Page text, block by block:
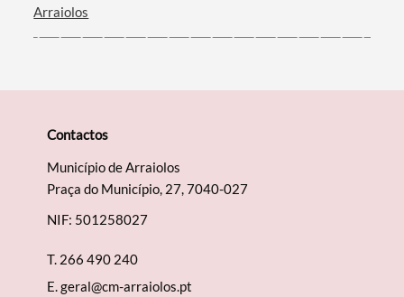
Arraiolos
Contactos
Município de Arraiolos
Praça do Município, 27, 7040-027
NIF: 501258027
T. 266 490 240
E.geral@cm-arraiolos.pt